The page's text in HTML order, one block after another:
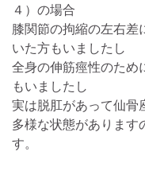
４）の場合
膝関節の拘縮の左右差
いた方もいましたし
全身の伸筋痙性のため
もいましたし
実は脱肛があって仙骨
多様な状態があります
す。